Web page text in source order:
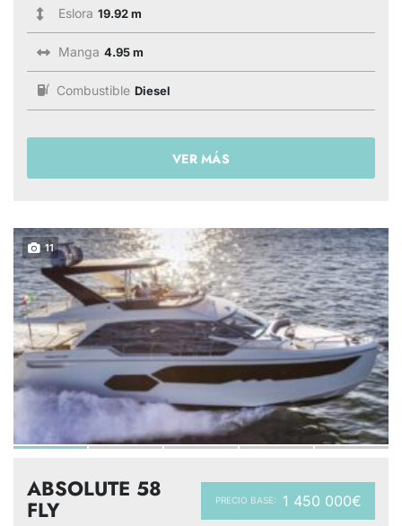
Eslora 19.92 m
Manga 4.95 m
Combustible Diesel
VER MÁS
11
PRECIO BASE: 1 450 000€
ABSOLUTE 58
FLY